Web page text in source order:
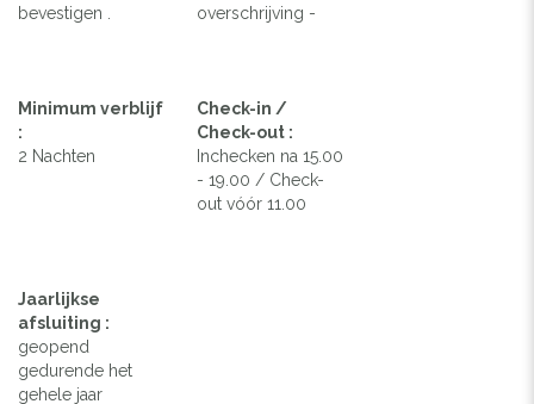
bevestigen .
overschrijving -
Minimum verblijf
:
2 Nachten
Check-in /
Check-out :
Inchecken na 15.00
- 19.00 / Check-
out vóór 11.00
Jaarlijkse
afsluiting :
geopend
gedurende het
gehele jaar